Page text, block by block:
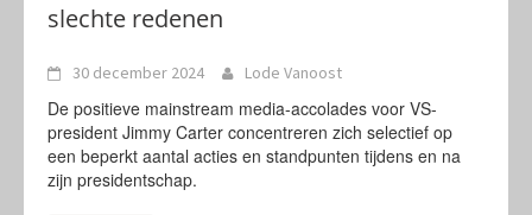
slechte redenen
30 december 2024 Lode Vanoost
De positieve mainstream media-accolades voor VS-
president Jimmy Carter concentreren zich selectief op
een beperkt aantal acties en standpunten tijdens en na
zijn presidentschap.